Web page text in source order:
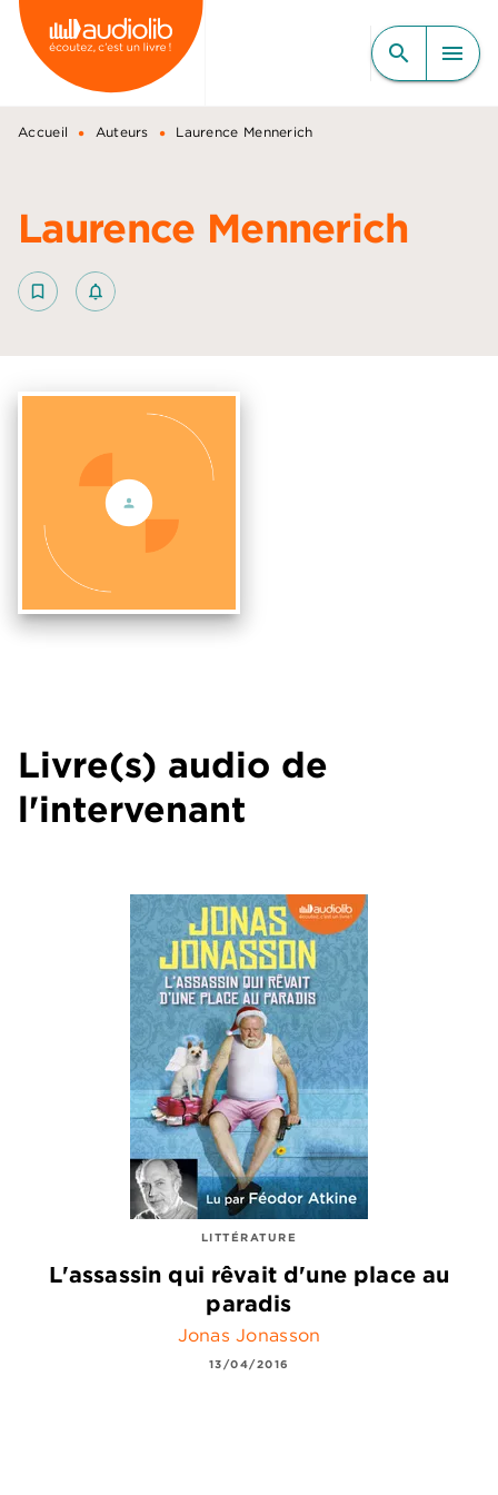
MENU RECHERCHE
CONTENU
PIED DE PAGE
search menu
Accueil • Auteurs • Laurence Mennerich
Laurence Mennerich
bookmark_border notifications_none_outlined
Livre(s) audio de
l'intervenant
LITTÉRATURE
L'assassin qui rêvait d'une place au
paradis
Jonas Jonasson
13/04/2016